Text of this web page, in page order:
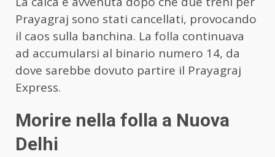
Prayagraj sono stati cancellati, provocando
il caos sulla banchina. La folla continuava
ad accumularsi al binario numero 14, da
dove sarebbe dovuto partire il Prayagraj
Express.
Morire nella folla a Nuova
Delhi